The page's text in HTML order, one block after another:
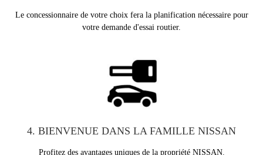
Le concessionnaire de votre choix fera la planification nécessaire pour
votre demande d'essai routier.
4. BIENVENUE DANS LA FAMILLE NISSAN
Profitez des avantages uniques de la propriété NISSAN.